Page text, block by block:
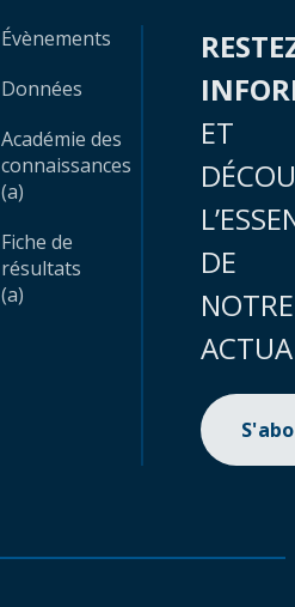
Évènements
Données
Académie des
connaissances
(a)
Fiche de
résultats
(a)
ET
DE
NOTRE